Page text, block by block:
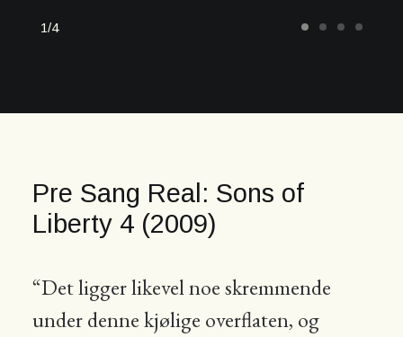
1 4
Pre Sang Real: Sons of
Liberty 4 (2009)
“Det ligger likevel noe skremmende
under denne kjølige overflaten, og